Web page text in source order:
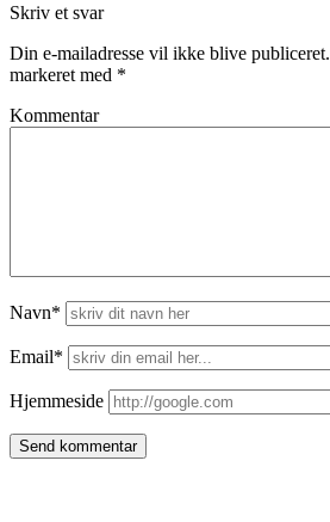
Skriv et svar
Din e-mailadresse vil ikke blive publiceret.
markeret med *
Kommentar
Navn*
Email*
Hjemmeside